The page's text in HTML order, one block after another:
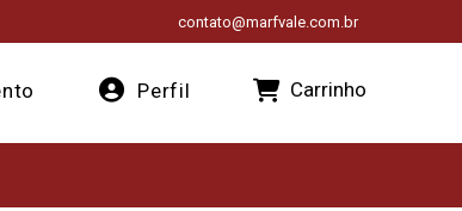
contato@marfvale.com.br
Perfil Carrinho